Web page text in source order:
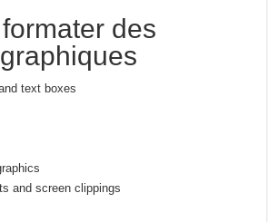
des
text boxes
and screen clippings